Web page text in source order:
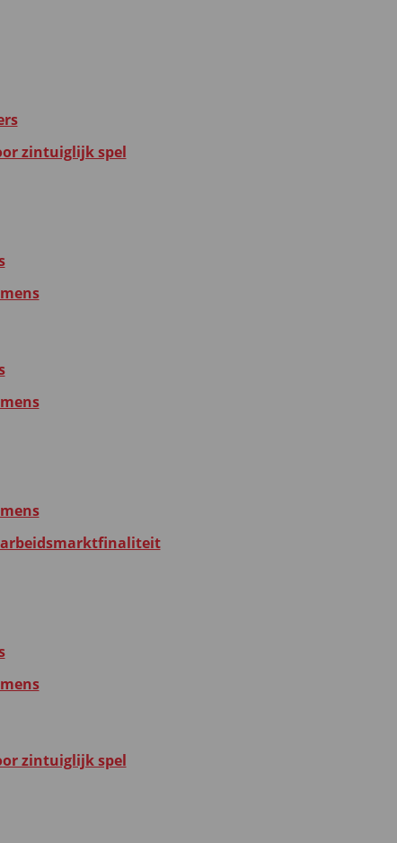
zintuiglijk spel
arbeidsmarktfinaliteit
zintuiglijk spel